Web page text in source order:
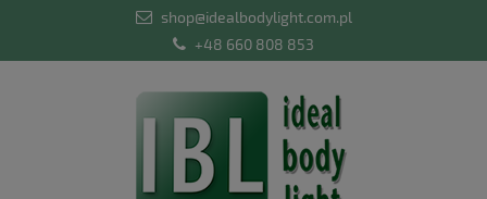
shop@idealbodylight.com.pl
+48 660 808 853